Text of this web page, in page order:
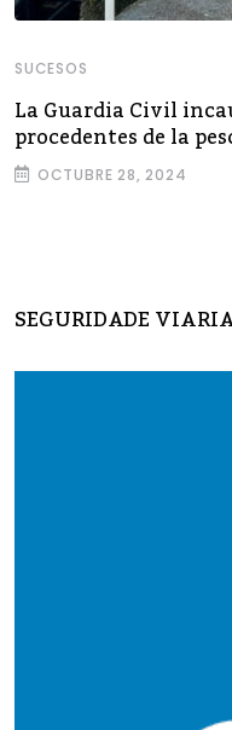
SUCESOS
La Guardia Civil
procedentes de la
OCTUBRE 28, 2024
SEGURIDADE